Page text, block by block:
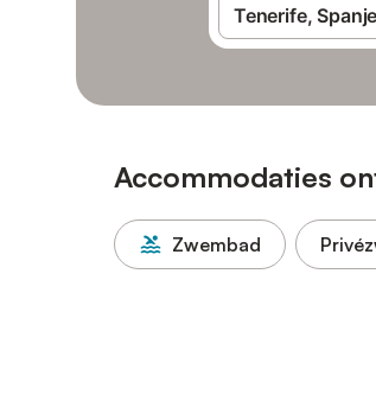
Accommodaties
Zwembad